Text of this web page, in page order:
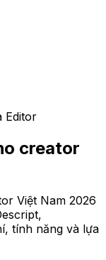
Editor
creator
Việt Nam 2026
tính năng và lựa